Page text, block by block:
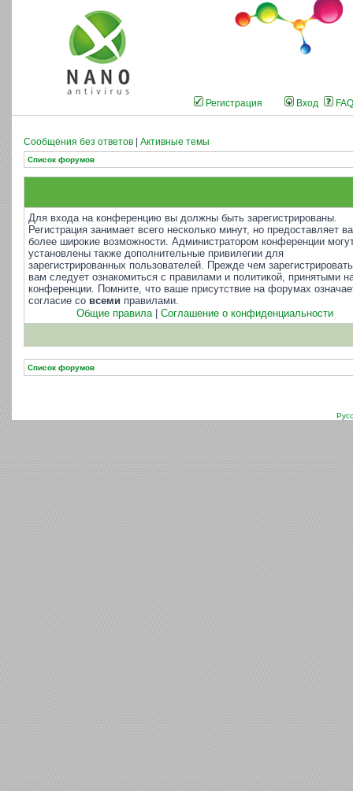
Регистрация Вход FAQ
Сообщения без ответов Активные темы
Список форумов
Для входа на конференцию вы должны быть зарегистрированы.
Регистрация занимает всего несколько минут, но предоставляет
более широкие возможности. Администратором конференции
установлены также дополнительные привилегии для
зарегистрированных пользователей. Прежде чем
вам следует ознакомиться с правилами и политикой, принятыми
конференции. Помните, что ваше присутствие на форумах
согласие со всеми правилами.
Общие правила| Соглашение о конфиденциальности
Список форумов